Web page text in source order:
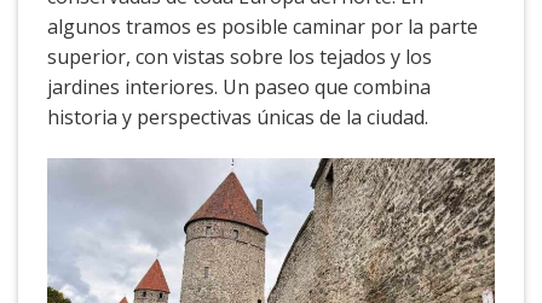
algunos tramos es posible caminar por la parte
superior, con vistas sobre los tejados y los
jardines interiores. Un paseo que combina
historia y perspectivas únicas de la ciudad.